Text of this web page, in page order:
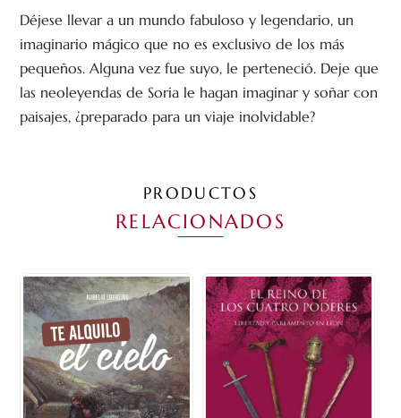
Déjese llevar a un mundo fabuloso y legendario, un
imaginario mágico que no es exclusivo de los más
pequeños. Alguna vez fue suyo, le perteneció. Deje que
las neoleyendas de Soria le hagan imaginar y soñar con
paisajes, ¿preparado para un viaje inolvidable?
PRODUCTOS
RELACIONADOS